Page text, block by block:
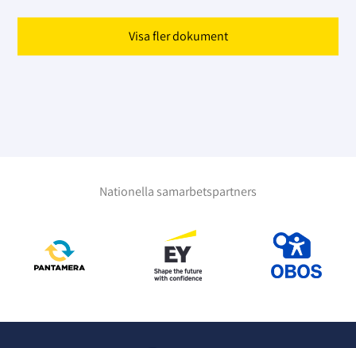
Visa fler dokument
Nationella samarbetspartners